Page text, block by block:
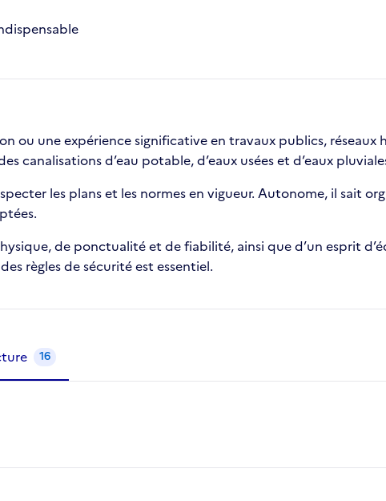
ou une expérience significative en travaux publics, réseaux
canalisations d’eau potable, d’eaux usées et d’eaux
les plans et les normes en vigueur. Autonome, il sait
de ponctualité et de fiabilité, ainsi que d’un esprit
règles de sécurité est essentiel.
16